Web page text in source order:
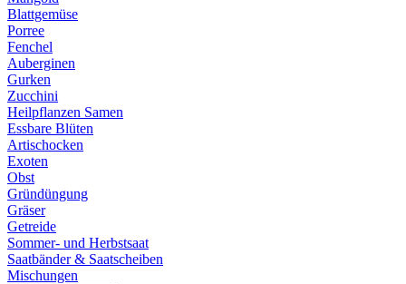
Blattgemüse
Porree
Fenchel
Auberginen
Gurken
Zucchini
Heilpflanzen Samen
Essbare Blüten
Artischocken
Exoten
Obst
Gründüngung
Gräser
Getreide
Sommer- und Herbstsaat
Saatbänder & Saatscheiben
Mischungen